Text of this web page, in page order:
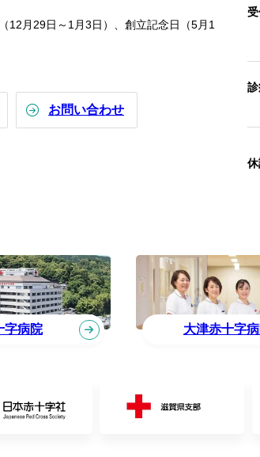
12月29日～1月3日）、創立記念日（5月1
お問い合わせ
休
字病院 大津赤十字